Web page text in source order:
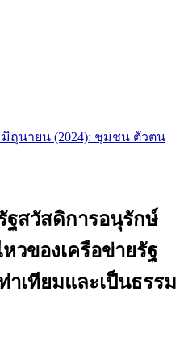
ถุนายน (2024): ชุมชน ตัวตน
ฐสวัสดิการอนุรักษ์
วของเครือข่ายรัฐ
าเทียมและเป็นธรรม